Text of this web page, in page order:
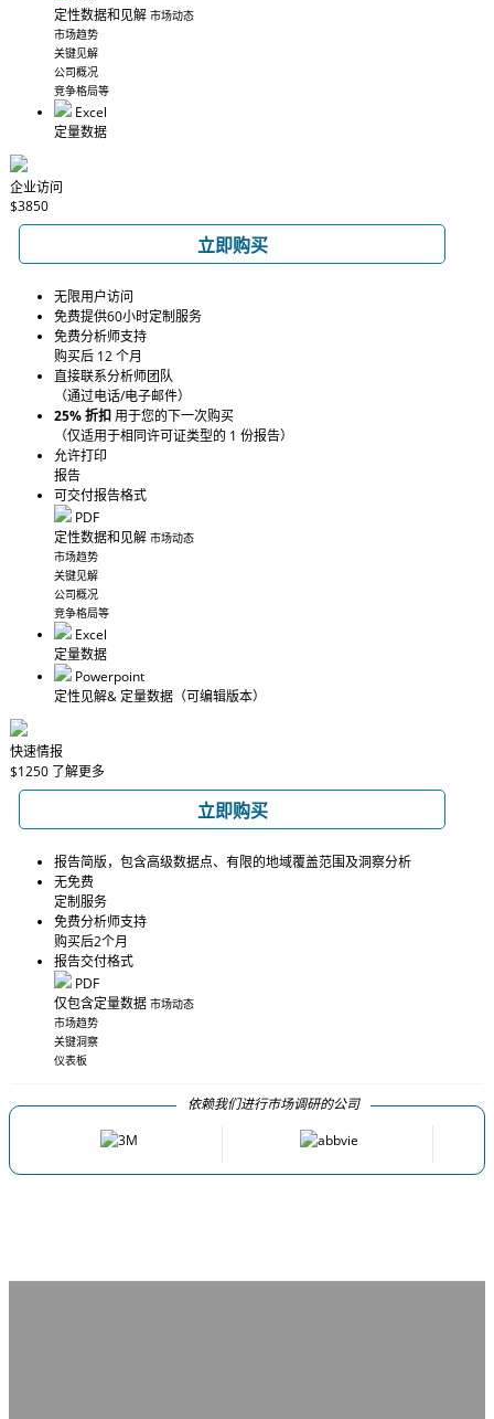
定性数据和见解 市场动态
市场趋势
关键见解
公司概况
竞争格局等
Excel
定量数据
企业访问
$3850
立即购买
无限用户访问
免费提供60小时定制服务
免费分析师支持
购买后 12 个月
直接联系分析师团队
（通过电话/电子邮件）
25% 折扣用于您的下一次购买
（仅适用于相同许可证类型的 1 份报告）
允许打印
报告
可交付报告格式
PDF
定性数据和见解 市场动态
市场趋势
关键见解
公司概况
竞争格局等
Excel
定量数据
Powerpoint
定性见解& 定量数据 （可编辑版本）
快速情报
$1250 了解更多
立即购买
报告简版，包含高级数据点、有限的地域覆盖范围及洞察分析
无免费
定制服务
免费分析师支持
购买后2个月
报告交付格式
PDF
仅包含定量数据 市场动态
市场趋势
关键洞察
仪表板
依赖我们进行市场调研的公司